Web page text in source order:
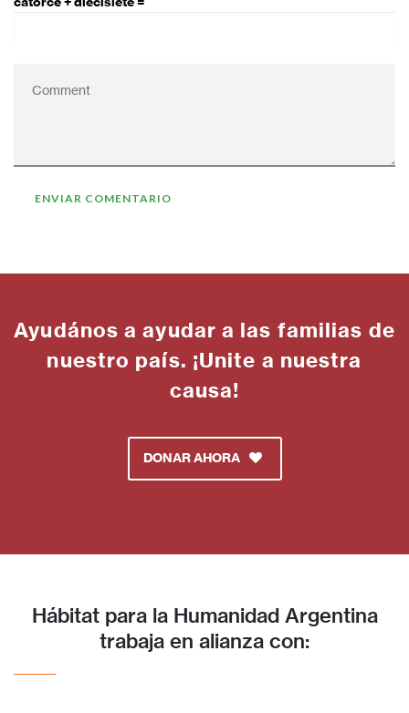
Ayudános a ayudar a las familias de
nuestro país. ¡Unite a nuestra
causa!
DONAR AHORA
Hábitat para la Humanidad Argentina
trabaja en alianza con: